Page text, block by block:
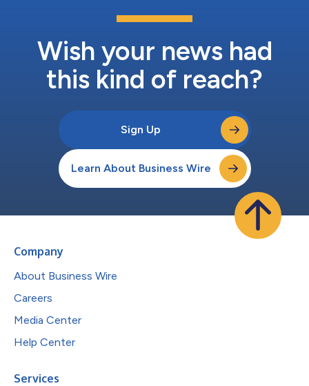
Wish your news had
this kind of reach?
Sign Up
Learn About Business Wire
Company
About Business Wire
Careers
Media Center
Help Center
Services